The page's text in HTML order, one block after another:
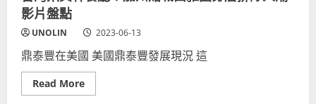
卡
影
片
整
理
戴
口
法
遮
羞、
抗
影片盤點
UNOLIN 2023-06-13
鼎泰豐在美國 美國鼎泰豐發展現況 這
Read MoreRead
more